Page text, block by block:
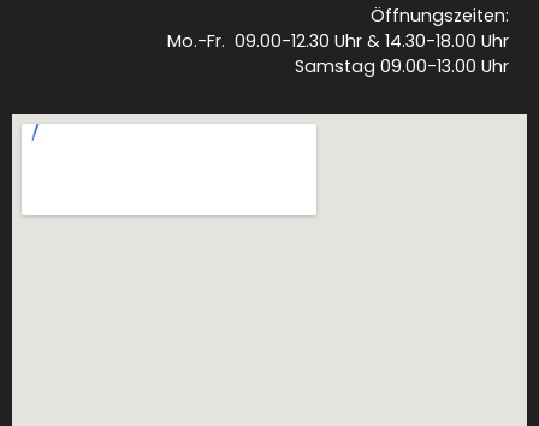
Öffnungszeiten:
Mo.-Fr. 09.00-12.30 Uhr & 14.30-18.00 Uhr
Samstag 09.00-13.00 Uhr